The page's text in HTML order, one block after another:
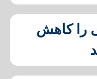
را کاهش